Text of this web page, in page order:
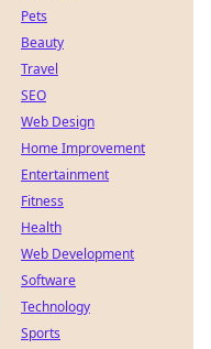
Pets
Beauty
Travel
SEO
Web Design
Home Improvement
Entertainment
Fitness
Health
Web Development
Software
Technology
Sports